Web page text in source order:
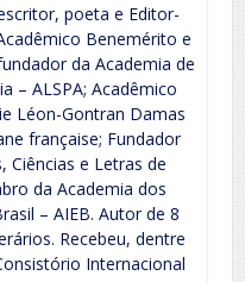
poeta e Editor-
Benemérito e
da Academia de
– ALSPA; Acadêmico
Léon-Gontran Damas
française; Fundador
Ciências e Letras de
da Academia dos
– AIEB. Autor de 8
Recebeu, dentre
Internacional